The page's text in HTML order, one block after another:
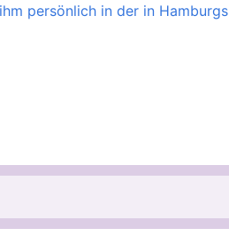
persönlich in der in Hamburgs